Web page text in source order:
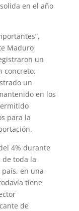
en el año
Maduro
un
concreto,
un
en los
para la
4% durante
toda la
en una
tiene
de